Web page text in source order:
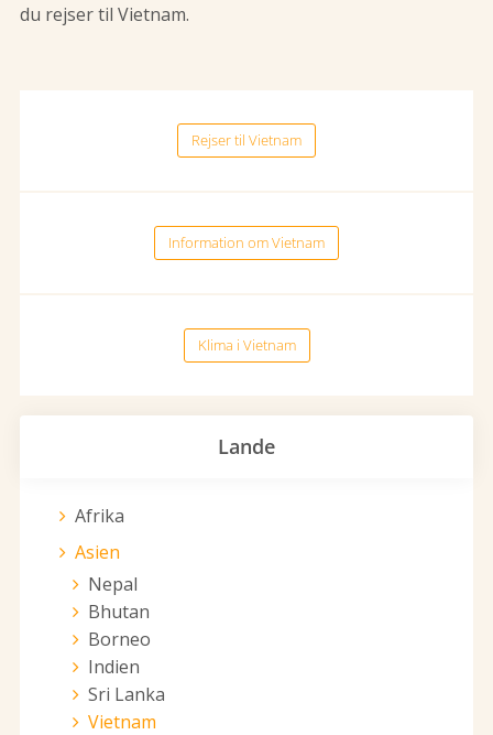
du rejser til Vietnam.
Rejser til Vietnam
Information om Vietnam
Klima i Vietnam
Lande
Afrika
Asien
Nepal
Bhutan
Borneo
Indien
Sri Lanka
Vietnam